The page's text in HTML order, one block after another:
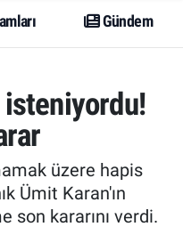
Gündem
isteniyordu!
üzere hapis
Ümit Karan'ın
son kararını verdi.